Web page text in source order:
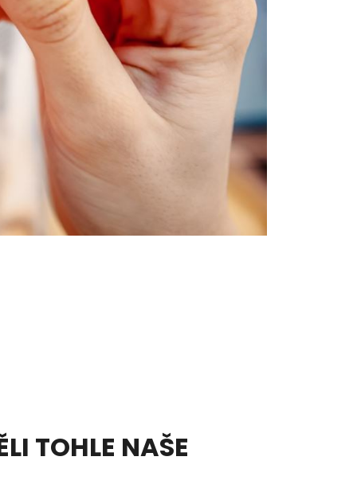
TOHLE NAŠE